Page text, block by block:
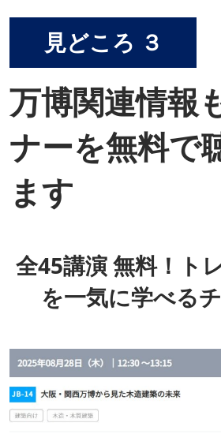
見どころ ３
万博関連情報
ナーを無料で
ます
全45講演 無料！ト
を一気に学べる